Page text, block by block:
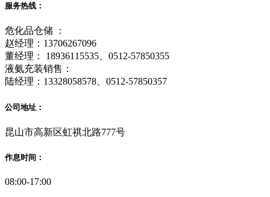
服务热线：
危化品仓储 ：
赵经理：13706267096
董经理： 18936115535、0512-57850355
液氨充装销售：
陆经理：13328058578、0512-57850357
公司地址：
昆山市高新区虹祺北路777号
作息时间：
08:00-17:00